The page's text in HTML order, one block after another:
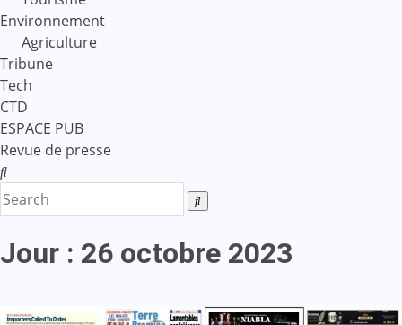
Environnement
Agriculture
Tribune
Tech
CTD
ESPACE PUB
Revue de presse
Jour : 26 octobre 2023